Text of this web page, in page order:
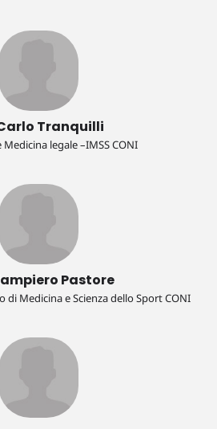
Tranquilli
Medicina legale –IMSS CONI
Pastore
di Medicina e Scienza dello Sport CONI